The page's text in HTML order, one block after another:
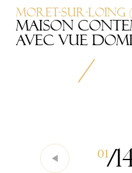
Moret-sur-Loing
MAISON
AVEC VUE
01/